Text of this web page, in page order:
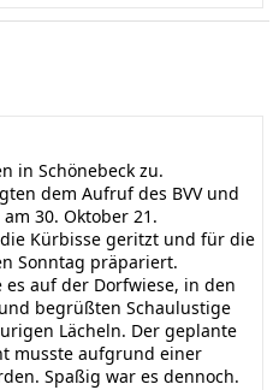
in Schönebeck zu.
dem Aufruf des BVV und
30. Oktober 21.
Kürbisse geritzt und für die
Sonntag präpariert.
auf der Dorfwiese, in den
begrüßten Schaulustige
Lächeln. Der geplante
musste aufgrund einer
Spaßig war es dennoch.